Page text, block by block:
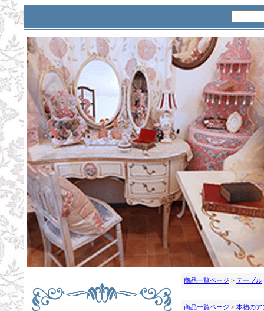
商品一覧ページ > テーブル
商品一覧ページ > 本物のア